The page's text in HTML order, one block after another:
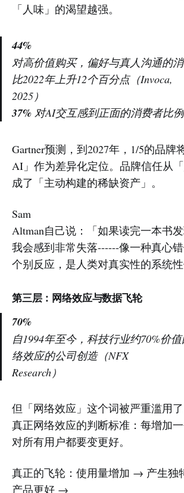
「人味」的渴望越强。
44%
对高价值购买，偏好与真人沟通的
比2022年上升12个百分点（Invoca,
2025）
37% 对AI交互感到正面的消费者比例
Gartner预测，到2027年，1/5的品牌
AI」作为差异化定位。品牌信任从
成了「主动构建的稀缺资产」。
Sam
Altman自己说：「如果读完一本书
我会感到非常失落------像一种真心
个别反应，是人类对真实性的系统性
第三层：网络效应与数据飞轮
70%
自1994年至今，科技行业约70%价
络效应的公司创造（NFX
Research）
但「网络效应」这个词被严重滥用
真正网络效应的判断标准：每增加
对所有用户都要变更好。
真正的飞轮：使用量增加 → 产生
产品更好 →